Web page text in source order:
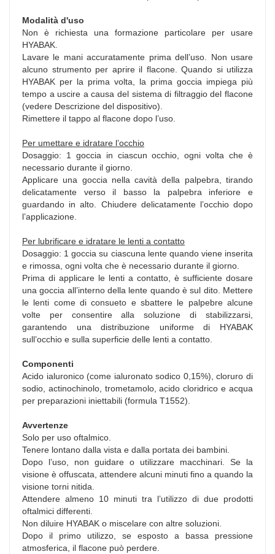
Modalità d'uso
Non è richiesta una formazione particolare per usare
HYABAK.
Lavare le mani accuratamente prima dell’uso. Non usare
alcuno strumento per aprire il flacone. Quando si utilizza
HYABAK per la prima volta, la prima goccia impiega più
tempo a uscire a causa del sistema di filtraggio del flacone
(vedere Descrizione del dispositivo).
Rimettere il tappo al flacone dopo l’uso.
Per umettare e idratare l’occhio
Dosaggio: 1 goccia in ciascun occhio, ogni volta che è
necessario durante il giorno.
Applicare una goccia nella cavità della palpebra, tirando
delicatamente verso il basso la palpebra inferiore e
guardando in alto. Chiudere delicatamente l’occhio dopo
l’applicazione.
Per lubrificare e idratare le lenti a contatto
Dosaggio: 1 goccia su ciascuna lente quando viene inserita
e rimossa, ogni volta che è necessario durante il giorno.
Prima di applicare le lenti a contatto, è sufficiente dosare
una goccia all’interno della lente quando è sul dito. Mettere
le lenti come di consueto e sbattere le palpebre alcune
volte per consentire alla soluzione di stabilizzarsi,
garantendo una distribuzione uniforme di HYABAK
sull’occhio e sulla superficie delle lenti a contatto.
Componenti
Acido ialuronico (come ialuronato sodico 0,15%), cloruro di
sodio, actinochinolo, trometamolo, acido cloridrico e acqua
per preparazioni iniettabili (formula T1552).
Avvertenze
Solo per uso oftalmico.
Tenere lontano dalla vista e dalla portata dei bambini.
Dopo l’uso, non guidare o utilizzare macchinari. Se la
visione è offuscata, attendere alcuni minuti fino a quando la
visione torni nitida.
Attendere almeno 10 minuti tra l’utilizzo di due prodotti
oftalmici differenti.
Non diluire HYABAK o miscelare con altre soluzioni.
Dopo il primo utilizzo, se esposto a bassa pressione
atmosferica, il flacone può perdere.